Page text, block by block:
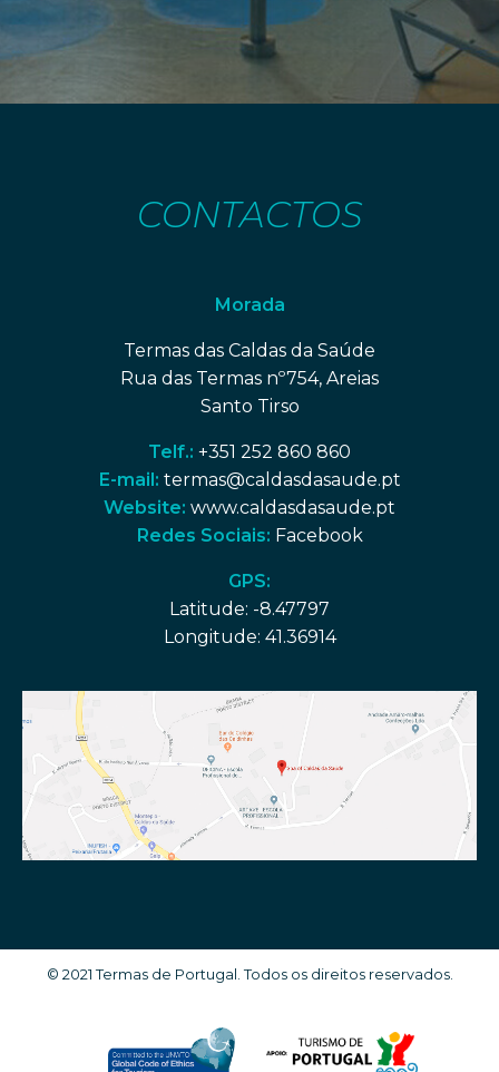
CONTACTOS
Morada
Termas das Caldas da Saúde
Rua das Termas nº754, Areias
Santo Tirso
Telf.: +351 252 860 860
E-mail: termas@caldasdasaude.pt
Website: www.caldasdasaude.pt
Redes Sociais: Facebook
GPS:
Latitude: -8.47797
Longitude: 41.36914
© 2021 Termas de Portugal. Todos os direitos reservados.